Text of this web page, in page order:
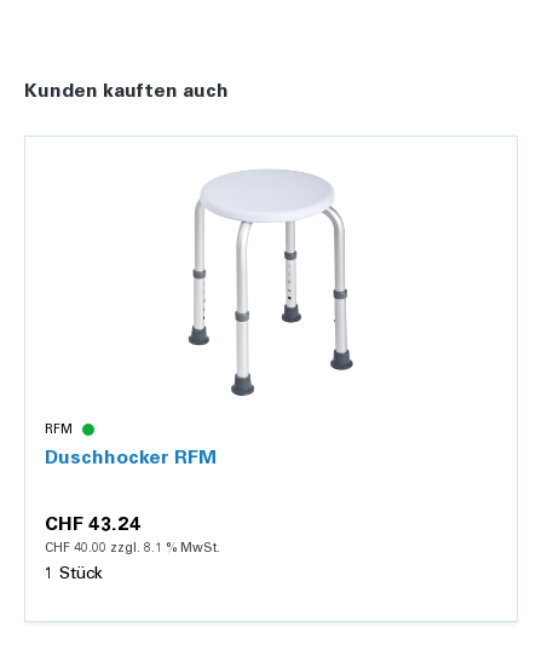
Kunden kauften auch
RFM
Duschhocker RFM
CHF 43.24
CHF 40.00 zzgl. 8.1 % MwSt.
1 Stück